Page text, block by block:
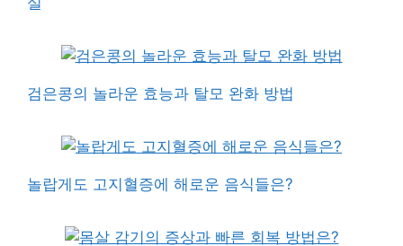
검은콩의 놀라운 효능과 탈모 완화 방법
놀랍게도 고지혈증에 해로운 음식들은?